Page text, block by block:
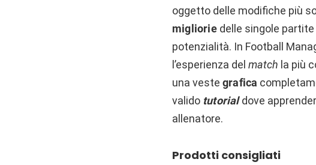
oggetto delle modifiche più
miglioriedelle singole partite
potenzialità. In Football
l’esperienza del match la più
una veste grafica
valido tutorialdove
allenatore.
Prodotti consigliati